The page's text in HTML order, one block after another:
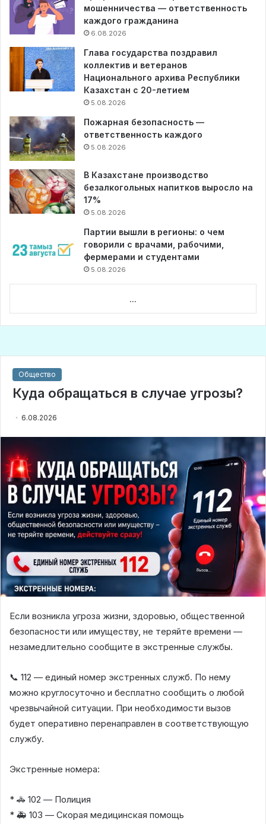
мошенничества — ответственность
каждого гражданина
6.08.2026
Глава государства поздравил
коллектив и ветеранов
Национального архива Республики
Казахстан с 20-летием
5.08.2026
Пожарная безопасность —
ответственность каждого
5.08.2026
В Казахстане производство
безалкогольных напитков выросло на
17%
5.08.2026
Партии вышли в регионы: о чем
говорили с врачами, рабочими,
фермерами и студентами
5.08.2026
...